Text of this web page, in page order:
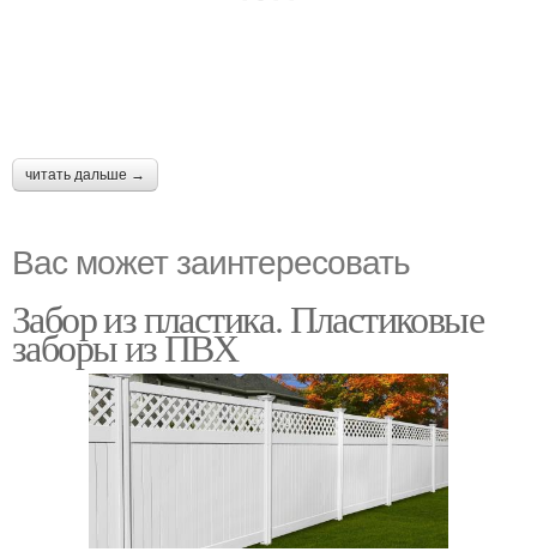
читать дальше →
Вас может заинтересовать
Забор из пластика. Пластиковые
заборы из ПВХ